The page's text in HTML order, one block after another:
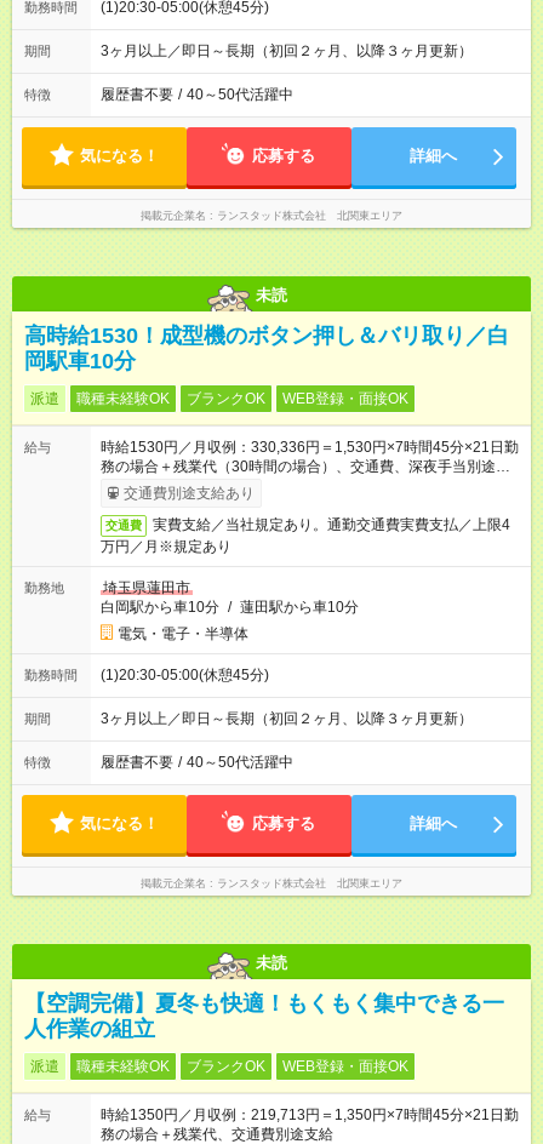
勤務時間 (1)20:30-05:00(休憩45分)
期間 3ヶ月以上／即日～長期（初回２ヶ月、以降３ヶ月更新）
特徴 履歴書不要 / 40～50代活躍中
気になる！ 応募する 詳細へ
掲載元企業名 ランスタッド株式会社 北関東エリア
未読
高時給1530！成型機のボタン押し＆バリ取り／白
岡駅車10分
派遣 職種未経験OK ブランクOK WEB登録・面接OK
給与
時給1530円／月収例：330,336円＝1,530円×7時間45分×21日勤
務の場合＋残業代（30時間の場合）、交通費、深夜手当別途支
給 交通費別途支給あり
交通費
実費支給／当社規定あり。通勤交通費実費支払／上限4
万円／月※規定あり
勤務地
埼玉県蓮田市
白岡駅から車10分 / 蓮田駅から車10分
電気・電子・半導体
勤務時間 (1)20:30-05:00(休憩45分)
期間 3ヶ月以上／即日～長期（初回２ヶ月、以降３ヶ月更新）
特徴 履歴書不要 / 40～50代活躍中
気になる！ 応募する 詳細へ
掲載元企業名 ランスタッド株式会社 北関東エリア
未読
【空調完備】夏冬も快適！もくもく集中できる一
人作業の組立
派遣 職種未経験OK ブランクOK WEB登録・面接OK
給与
時給1350円／月収例：219,713円＝1,350円×7時間45分×21日勤
務の場合＋残業代、交通費別途支給